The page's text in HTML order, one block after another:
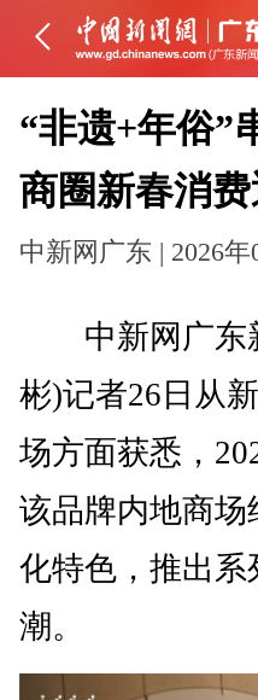
“非遗+年俗”
商圈新春消费
中新网广东 | 2026年
中新网广东
彬)记者26日从
场方面获悉，
该品牌内地商
化特色，推出
潮。